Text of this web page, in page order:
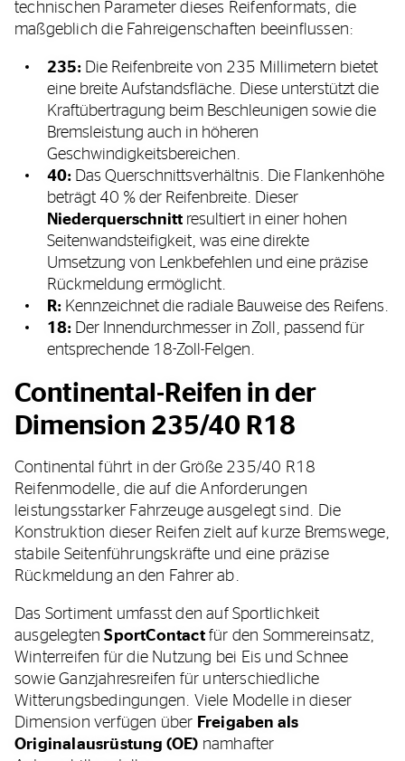
technischen Parameter dieses Reifenformats, die
maßgeblich die Fahreigenschaften beeinflussen:
235: Die Reifenbreite von 235 Millimetern bietet
eine breite Aufstandsfläche. Diese unterstützt die
Kraftübertragung beim Beschleunigen sowie die
Bremsleistung auch in höheren
Geschwindigkeitsbereichen.
40: Das Querschnittsverhältnis. Die Flankenhöhe
beträgt 40 % der Reifenbreite. Dieser
Niederquerschnitt resultiert in einer hohen
Seitenwandsteifigkeit, was eine direkte
Umsetzung von Lenkbefehlen und eine präzise
Rückmeldung ermöglicht.
R: Kennzeichnet die radiale Bauweise des Reifens.
18: Der Innendurchmesser in Zoll, passend für
entsprechende 18-Zoll-Felgen.
Continental-Reifen in der
Dimension 235/40 R18
Continental führt in der Größe 235/40 R18
Reifenmodelle, die auf die Anforderungen
leistungsstarker Fahrzeuge ausgelegt sind. Die
Konstruktion dieser Reifen zielt auf kurze Bremswege,
stabile Seitenführungskräfte und eine präzise
Rückmeldung an den Fahrer ab.
Das Sortiment umfasst den auf Sportlichkeit
ausgelegtenSportContactfür den Sommereinsatz,
Winterreifen für die Nutzung bei Eis und Schnee
sowie Ganzjahresreifen für unterschiedliche
Witterungsbedingungen. Viele Modelle in dieser
Dimension verfügen über Freigaben als
Originalausrüstung (OE) namhafter